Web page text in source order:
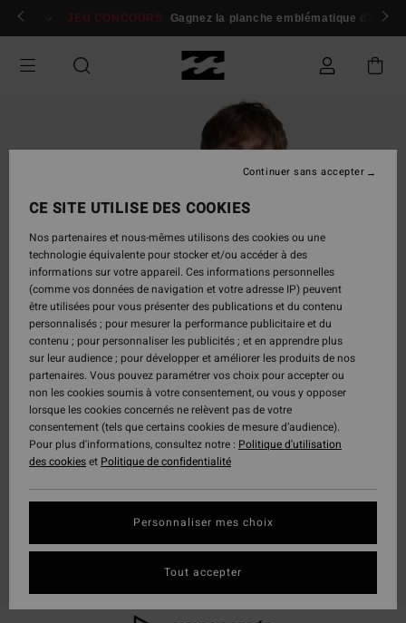
Passer
Se connecter / s'inscrire
JEU CONCOURS Gagnez la planche emblématique d'Andy
CE SITE UTILISE DES COOKIES
Nos partenaires et nous-mêmes utilisons des cookies ou une
technologie équivalente pour stocker et/ou accéder à des
informations sur votre appareil. Ces informations personnelles
(comme vos données de navigation et votre adresse IP) peuvent
être utilisées pour vous présenter des publications et du contenu
personnalisés ; pour mesurer la performance publicitaire et du
contenu ; pour personnaliser les publicités ; et en apprendre plus
sur leur audience ; pour développer et améliorer les produits de nos
partenaires. Vous pouvez paramétrer vos choix pour accepter ou
non les cookies soumis à votre consentement, ou vous y opposer
lorsque les cookies concernés ne relèvent pas de votre
consentement (tels que certains cookies de mesure d’audience).
Pour plus d'informations, consultez notre : Politique d'utilisation
des cookieset Politique de confidentialité
Personnaliser mes choix
Continuer sans accepter
Tout accepter